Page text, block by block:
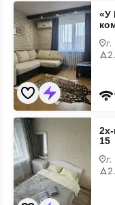
«У
Бранденбургских
ворот»
3х-
комнатная
квартира
на
карте
«У
2х-
комнатная
квартира
Эпроновская
15
на
карте
15